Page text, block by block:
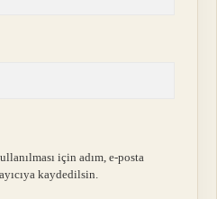
için adım, e-posta
kaydedilsin.